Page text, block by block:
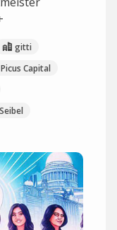
gitti
Picus Capital